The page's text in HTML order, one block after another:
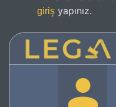
giriş yapınız.